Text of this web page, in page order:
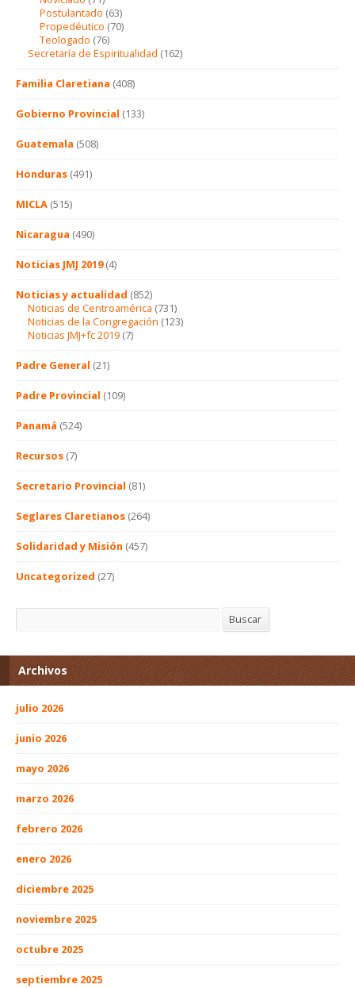
Postulantado (63)
Propedéutico (70)
Teologado (76)
Secretaría de Espiritualidad (162)
Familia Claretiana (408)
Gobierno Provincial (133)
Guatemala (508)
Honduras (491)
MICLA (515)
Nicaragua (490)
Noticias JMJ 2019(4)
Noticias y actualidad (852)
Noticias de Centroamérica (731)
Noticias de la Congregación (123)
Noticias JMJ+fc 2019 (7)
Padre General (21)
Padre Provincial (109)
Panamá (524)
Recursos (7)
Secretario Provincial (81)
Seglares Claretianos (264)
Solidaridad y Misión (457)
Uncategorized (27)
Buscar
Archivos
julio 2026
junio 2026
mayo 2026
marzo 2026
febrero 2026
enero 2026
diciembre 2025
noviembre 2025
octubre 2025
septiembre 2025